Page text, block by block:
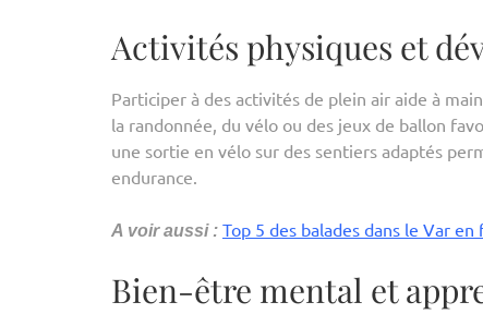
Activités physiques et
Participer à des activités de plein air aide à
la randonnée, du vélo ou des jeux de ballon
une sortie en vélo sur des sentiers adaptés
endurance.
A voir aussi : Top 5 des balades dans le Var
Bien-être mental et